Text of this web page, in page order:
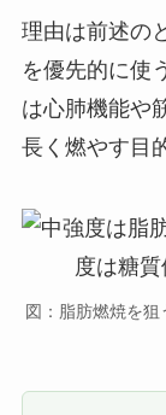
理由は前述の
を優先的に使
は心肺機能や
長く燃やす目
図：脂肪燃焼を